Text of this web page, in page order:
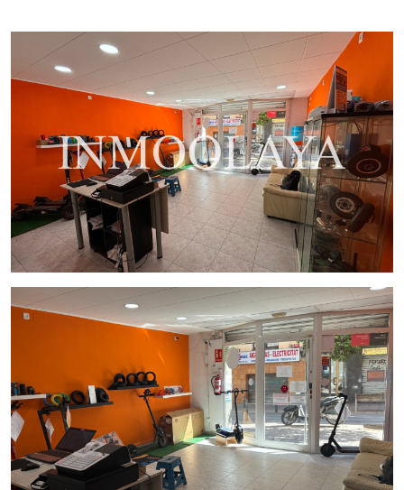
calidad, recambios y accesorios para satisfacer las
necesidades de los clientes más exigentes.
Inversión requerida:
Precio de traspaso de 46.000€ y alquiler 840€, que
incluye el mobiliario, inventario y el
establecimiento de relaciones con proveedores.
Una inversión modesta con un enorme potencial de
retorno, ideal para aquellos que buscan un
autoempleo gratificante y rentable en un sector en
auge.
propio jefe y ser parte de la revolución de la movilidad
eléctrica en Nou Barris! ¡Contáctanos hoy mismo para más
detalles y para programar una visita al local!